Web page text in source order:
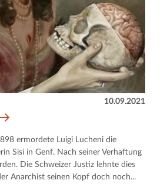
10.09.2021
ermordete Luigi Lucheni die
Sisi in Genf. Nach seiner Verhaftung
Die Schweizer Justiz lehnte dies
Anarchist seinen Kopf doch noch...